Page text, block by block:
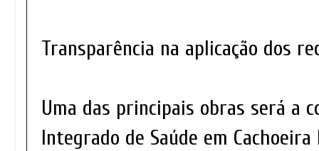
Transparência na aplicação dos
Uma das principais obras será a
Integrado de Saúde em